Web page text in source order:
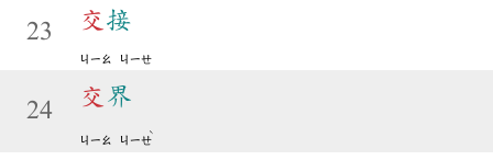
23 交 接
ㄐㄧㄠ ㄐㄧㄝ
24
交 界
ㄐㄧㄠ ㄐㄧㄝ
ˋ